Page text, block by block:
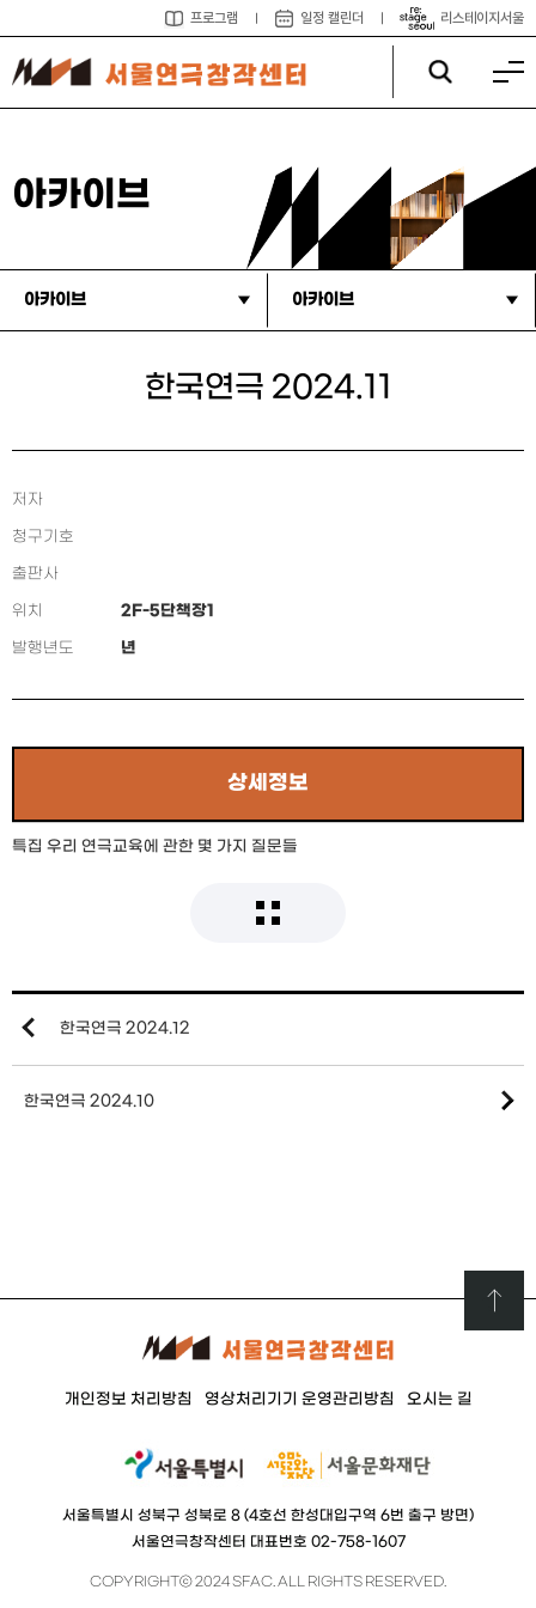
프로그램 일정 캘린더 리스테이지서울
아카이브
아카이브 아카이브
한국연극 2024.11
저자
청구기호
출판사
위치 2F-5단책장1
발행년도 년
상세정보
특집 우리 연극교육에 관한 몇 가지 질문들
한국연극 2024.12
한국연극 2024.10
개인정보 처리방침 영상처리기기 운영관리방침 오시는 길
서울특별시 성북구 성북로 8 (4호선 한성대입구역 6번 출구 방면)
서울연극창작센터 대표번호 02-758-1607
COPYRIGHTⓒ 2024 SFAC. ALL RIGHTS RESERVED.